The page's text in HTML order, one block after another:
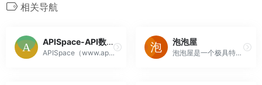
相关导航
APISpace-API数据接口-API接口大全-免费API接口服务
APISpace（www.apispace.com）提供天气查询API、快递物流API、实名认证API、生活服务API、金融科技API、交通地理API、数据智能API、企业工商API等相关的API服务。
泡泡屋
泡泡屋是一个极具特色的资源网站，本网站专注于推荐网络免费资源、包括免费视频、网盘搜索、软件、网站和各类资源，为您提供优质的网站资源，网址导航和资源经验的交流分享。